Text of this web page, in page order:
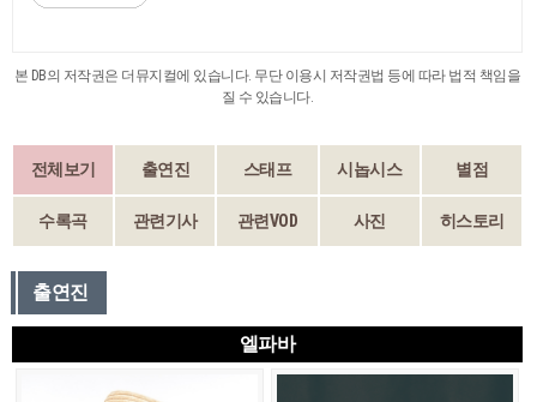
본 DB의 저작권은 더뮤지컬에 있습니다. 무단 이용시 저작권법 등에 따라 법적 책임을
질 수 있습니다.
전체보기 출연진 스태프 시놉시스 별점
수록곡 관련기사 관련VOD 사진 히스토리
출연진
엘파바